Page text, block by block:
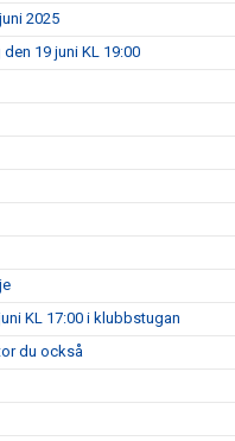
2025
19 juni KL 19:00
KL 17:00 i klubbstugan
du också